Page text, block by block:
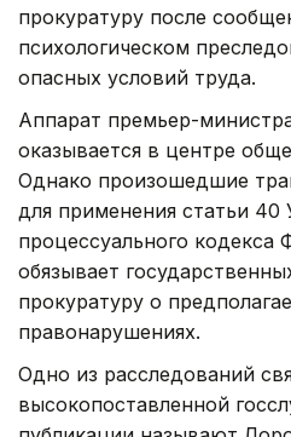
прокуратуру после
психологическом
опасных условий труда.
Аппарат премьер-
оказывается в центре
Однако произошедшие
для применения статьи 40
процессуального кодекса
обязывает
прокуратуру о
правонарушениях.
Одно из расследований
высокопоставленной